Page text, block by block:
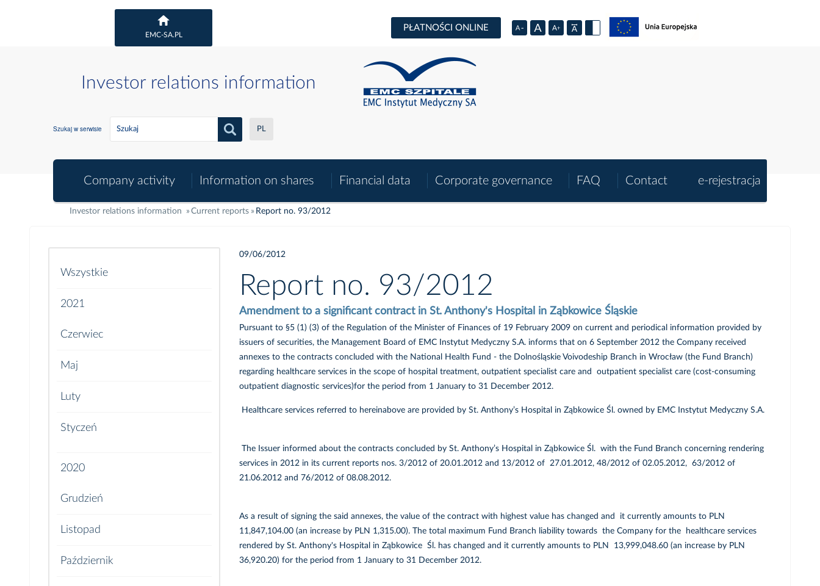
EMC-SA.PL
PŁATNOŚCI ONLINE
Investor relations information
Szukaj w serwisie PL
Company activity Information on shares Financial data Corporate governance FAQ Contact e-rejestracja
Investor relations information Current reports Report no. 93/2012
Wszystkie
2021
Czerwiec
Maj
Luty
Styczeń
2020
Grudzień
Listopad
Październik
09/06/2012
Report no. 93/2012
Amendment to a significant contract in St. Anthony's Hospital in Ząbkowice Śląskie
Pursuant to §5 (1) (3) of the Regulation of the Minister of Finances of 19 February 2009 on current and periodical information provided by
issuers of securities, the Management Board of EMC Instytut Medyczny S.A. informs that on 6 September 2012 the Company received
annexes to the contracts concluded with the National Health Fund - the Dolnośląskie Voivodeship Branch in Wrocław (the Fund Branch)
regarding healthcare services in the scope of hospital treatment, outpatient specialist care and outpatient specialist care (cost-consuming
outpatient diagnostic services)for the period from 1 January to 31 December 2012.
Healthcare services referred to hereinabove are provided by St. Anthony’s Hospital in Ząbkowice Śl. owned by EMC Instytut Medyczny S.A.
The Issuer informed about the contracts concluded by St. Anthony’s Hospital in Ząbkowice Śl. with the Fund Branch concerning rendering
services in 2012 in its current reports nos. 3/2012 of 20.01.2012 and 13/2012 of 27.01.2012, 48/2012 of 02.05.2012, 63/2012 of
21.06.2012 and 76/2012 of 08.08.2012.
As a result of signing the said annexes, the value of the contract with highest value has changed and it currently amounts to PLN
11,847,104.00 (an increase by PLN 1,315.00). The total maximum Fund Branch liability towards the Company for the healthcare services
rendered by St. Anthony's Hospital in Ząbkowice Śl. has changed and it currently amounts to PLN 13,999,048.60 (an increase by PLN
36,920.20) for the period from 1 January to 31 December 2012.